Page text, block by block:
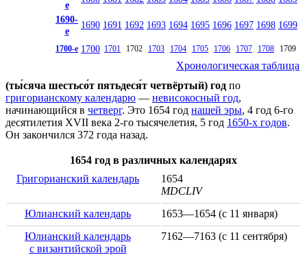
е
1690-
е
1690 1691 1692 1693 1694 1695 1696 1697 1698 1699
1700-е 1700 1701 1702 1703 1704 1705 1706 1707 1708 1709
Хронологическая таблица
(ты́сяча шестьсо́т пятьдеся́т четвёртый) год по
григорианскому календарю — невисокосный год,
начинающийся в четверг. Это 1654 год нашей эры, 4 год 6-го
десятилетия XVII века 2-го тысячелетия, 5 год 1650-х годов.
Он закончился 372 года назад.
1654 год в различных календарях
Григорианский календарь
1654
MDCLIV
Юлианский календарь
1653—1654 (с 11 января)
Юлианский календарь
с византийской эрой
7162—7163 (с 11 сентября)